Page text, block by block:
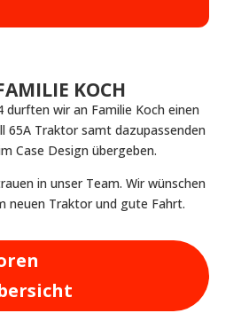
KOCH
durften wir an Familie Koch einen
65A Traktor samt dazupassenden
Case Design übergeben.
in unser Team. Wir wünschen
neuen Traktor und gute Fahrt.